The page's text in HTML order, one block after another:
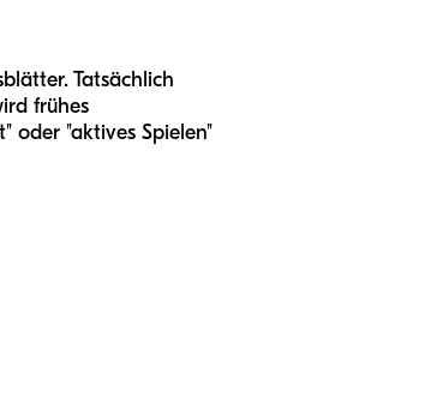
Tatsächlich
frühes
oder "aktives Spielen"